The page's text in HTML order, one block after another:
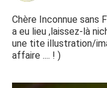
Chère Inconnue sans
a eu lieu ,laissez-là
une tite illustration/
affaire .... ! )